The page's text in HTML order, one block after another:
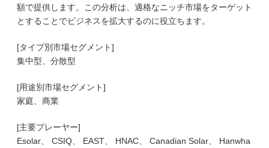
額で提供します。この分析は、適格なニッチ市場をターゲット
とすることでビジネスを拡大するのに役立ちます。
[タイプ別市場セグメント]
集中型、分散型
[用途別市場セグメント]
家庭、商業
[主要プレーヤー]
Esolar、 CSIQ、 EAST、 HNAC、 Canadian Solar、 Hanwha